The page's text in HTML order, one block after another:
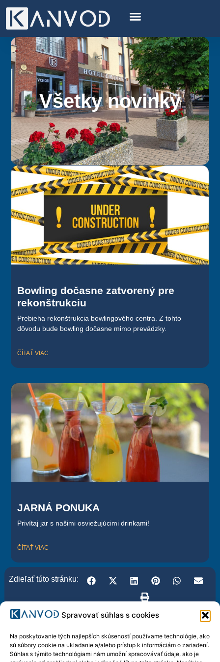
Spravovať súhlas s cookies
Na poskytovanie tých najlepších skúseností používame technológie, ako
sú súbory cookie na ukladanie a/alebo prístup k informáciám o zariadení.
Súhlas s týmito technológiami nám umožní spracovávať údaje, ako je
Všetky novinky
Bowling dočasne zatvorený pre
rekonštrukciu
Prebieha rekonštrukcia bowlingového centra. Z tohto
dôvodu bude bowling dočasne mimo prevádzky.
ČÍTAŤ VIAC
JARNÁ PONUKA
Privítaj jar s našimi osviežujúcimi drinkami!
ČÍTAŤ VIAC
Zdieľať túto stránku: